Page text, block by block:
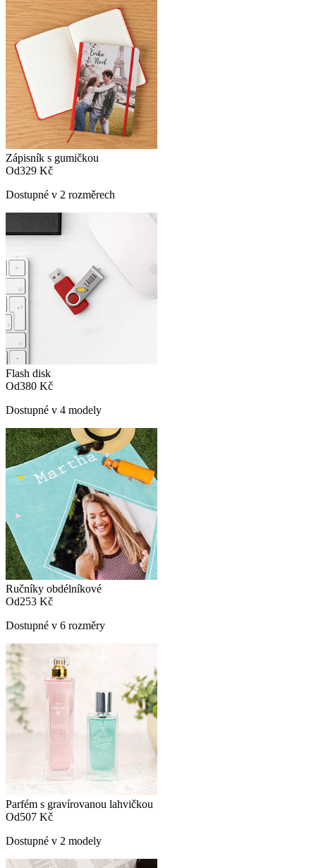
Zápisník s gumičkou
Od329 Kč
Dostupné v 2 rozměrech
Flash disk
Od380 Kč
Dostupné v 4 modely
Ručníky obdélníkové
Od253 Kč
Dostupné v 6 rozměry
Parfém s gravírovanou lahvičkou
Od507 Kč
Dostupné v 2 modely